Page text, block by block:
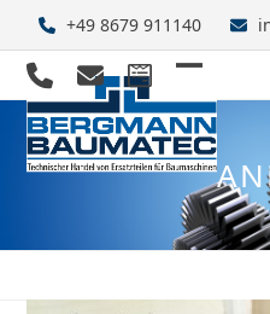
content
+49 8679 911140
Open
mobile
menu
Close
mobile
menu